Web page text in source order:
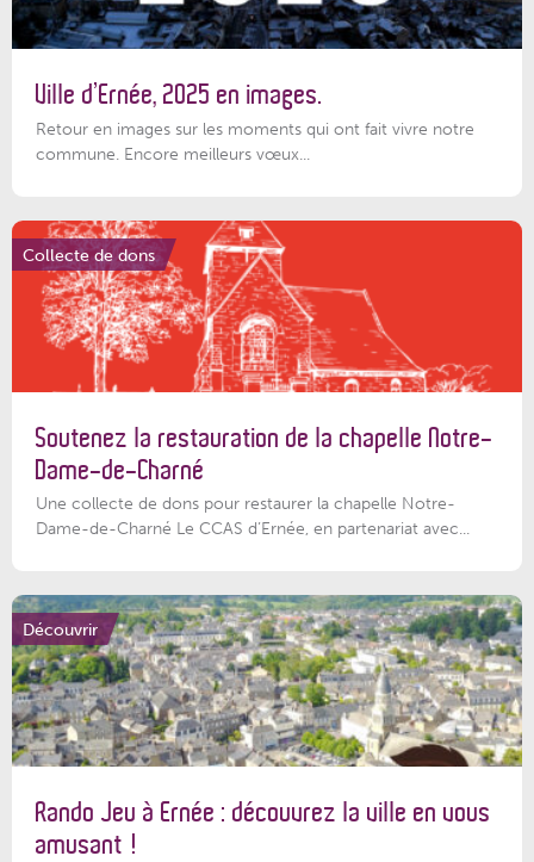
Ville d’Ernée, 2025 en images.
Retour en images sur les moments qui ont fait vivre notre
commune. Encore meilleurs vœux...
Collecte de dons
Soutenez la restauration de la chapelle Notre-
Dame-de-Charné
Une collecte de dons pour restaurer la chapelle Notre-
Dame-de-Charné Le CCAS d’Ernée, en partenariat avec...
Découvrir
Rando Jeu à Ernée : découvrez la ville en vous
amusant !